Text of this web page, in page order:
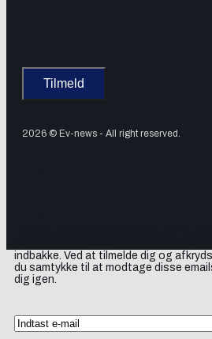
2026 © Ev-news - All right reserved.
indbakke. Ved at tilmelde dig og
du samtykke til at modtage disse
dig igen.